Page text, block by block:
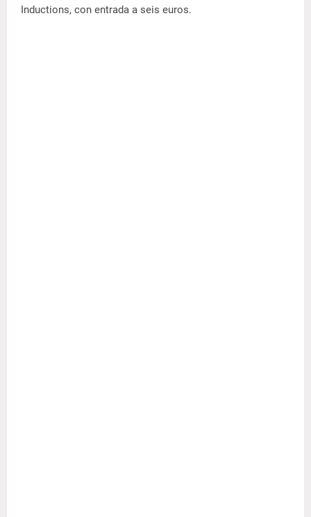
Inductions, con entrada a seis euros.